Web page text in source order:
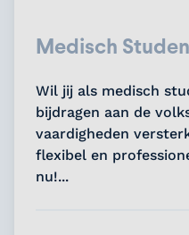
Medisch
Wil jij als medisch
bijdragen aan de
vaardigheden
flexibel en
nu!...